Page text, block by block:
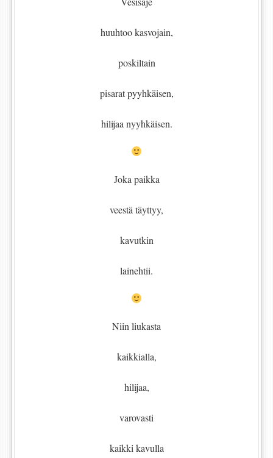
huuhtoo kasvojain,
poskiltain
pisarat pyyhkäisen,
hilijaa nyyhkäisen.
Joka paikka
veestä täyttyy,
kavutkin
lainehtii.
Niin liukasta
kaikkialla,
hilijaa,
varovasti
kaikki kavulla